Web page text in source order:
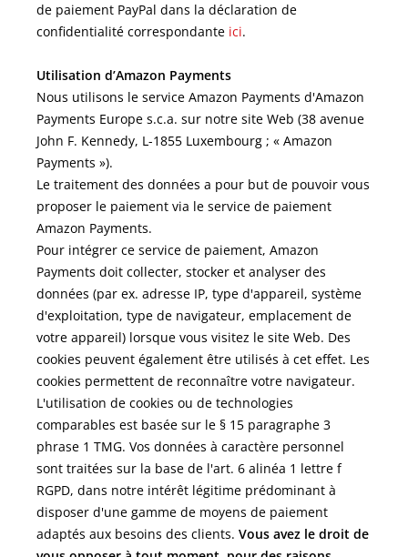
de paiement PayPal dans la déclaration de
confidentialité correspondante ici.
Utilisation d’Amazon Payments
Nous utilisons le service Amazon Payments d'Amazon
Payments Europe s.c.a. sur notre site Web (38 avenue
John F. Kennedy, L-1855 Luxembourg ; « Amazon
Payments »).
Le traitement des données a pour but de pouvoir vous
proposer le paiement via le service de paiement
Amazon Payments.
Pour intégrer ce service de paiement, Amazon
Payments doit collecter, stocker et analyser des
données (par ex. adresse IP, type d'appareil, système
d'exploitation, type de navigateur, emplacement de
votre appareil) lorsque vous visitez le site Web. Des
cookies peuvent également être utilisés à cet effet. Les
cookies permettent de reconnaître votre navigateur.
L'utilisation de cookies ou de technologies
comparables est basée sur le § 15 paragraphe 3
phrase 1 TMG. Vos données à caractère personnel
sont traitées sur la base de l'art. 6 alinéa 1 lettre f
RGPD, dans notre intérêt légitime prédominant à
disposer d'une gamme de moyens de paiement
adaptés aux besoins des clients. Vous avez le droit de